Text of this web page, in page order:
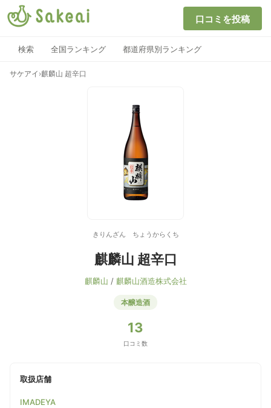
口コミを投稿
検索 全国ランキング 都道府県別ランキング
サケアイ ›麒麟山 超辛口
きりんざん ちょうからくち
麒麟山 超辛口
麒麟山 / 麒麟山酒造株式会社
本醸造酒
13
口コミ数
取扱店舗
IMADEYA